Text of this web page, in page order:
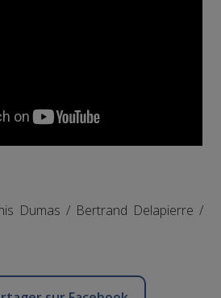
Dumas / Bertrand Delapierre /